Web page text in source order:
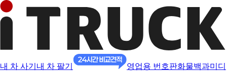
내 차 사기 내 차 팔기 영업용 번호판화물백과미디